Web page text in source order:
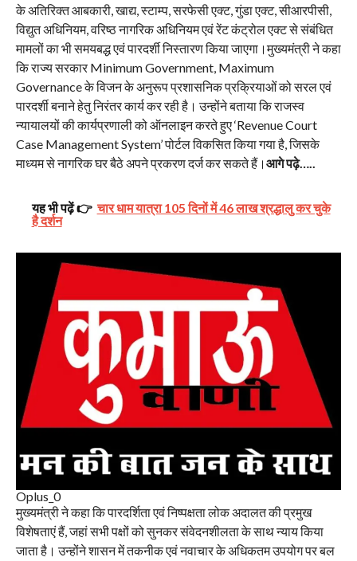
के अतिरिक्त आबकारी, खाद्य, स्टाम्प, सरफेसी एक्ट, गुंडा एक्ट, सीआरपीसी,
विद्युत अधिनियम, वरिष्ठ नागरिक अधिनियम एवं रेंट कंट्रोल एक्ट से संबंधित
मामलों का भी समयबद्ध एवं पारदर्शी निस्तारण किया जाएगा।मुख्यमंत्री ने कहा
कि राज्य सरकार Minimum Government, Maximum
Governance के विजन के अनुरूप प्रशासनिक प्रक्रियाओं को सरल एवं
पारदर्शी बनाने हेतु निरंतर कार्य कर रही है। उन्होंने बताया कि राजस्व
न्यायालयों की कार्यप्रणाली को ऑनलाइन करते हुए ‘Revenue Court
Case Management System’ पोर्टल विकसित किया गया है, जिसके
माध्यम से नागरिक घर बैठे अपने प्रकरण दर्ज कर सकते हैं। आगे पढ़े…..
यह भी पढ़ें 👉 चार धाम यात्रा 105 दिनों में 46 लाख श्रद्धालु कर चुके
है दर्शन
Oplus_0
मुख्यमंत्री ने कहा कि पारदर्शिता एवं निष्पक्षता लोक अदालत की प्रमुख
विशेषताएं हैं, जहां सभी पक्षों को सुनकर संवेदनशीलता के साथ न्याय किया
जाता है। उन्होंने शासन में तकनीक एवं नवाचार के अधिकतम उपयोग पर बल